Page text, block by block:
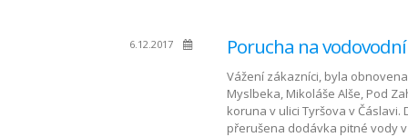
6.12.2017 Porucha na
Vážení zákazníci, byla
Myslbeka, Mikoláše Alše, Pod
koruna v ulici Tyršova v
přerušena dodávka pitné vody v